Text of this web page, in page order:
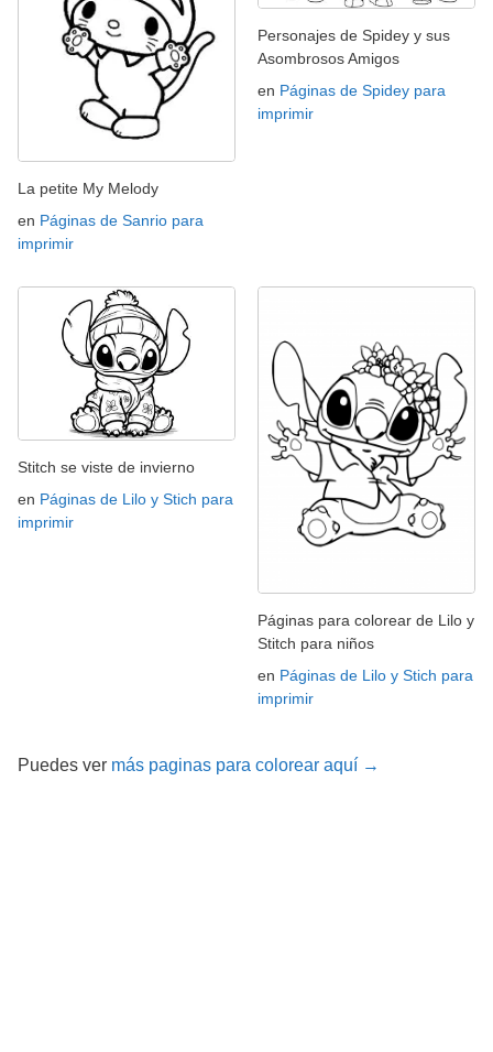
La petite My Melody
en Páginas de Sanrio para
imprimir
Personajes de Spidey y sus
Asombrosos Amigos
en Páginas de Spidey para
imprimir
Stitch se viste de invierno
en Páginas de Lilo y Stich para
imprimir
Páginas para colorear de Lilo y
Stitch para niños
en Páginas de Lilo y Stich para
imprimir
Puedes ver más paginas para colorear aquí →